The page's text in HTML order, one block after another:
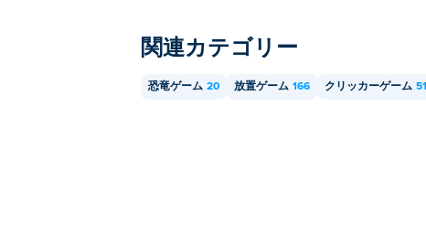
関連カテゴリー
恐竜ゲーム 20 放置ゲーム 166 クリッカーゲーム 51